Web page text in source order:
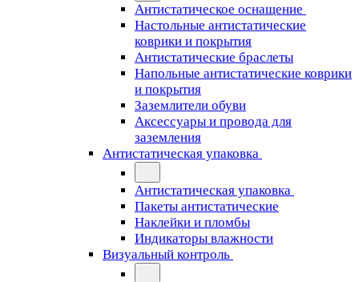
Антистатическое оснащение
Настольные антистатические
коврики и покрытия
Антистатические браслеты
Напольные антистатические коврики
и покрытия
Заземлители обуви
Аксессуары и провода для
заземления
Антистатическая упаковка
Антистатическая упаковка
Пакеты антистатические
Наклейки и пломбы
Индикаторы влажности
Визуальный контроль